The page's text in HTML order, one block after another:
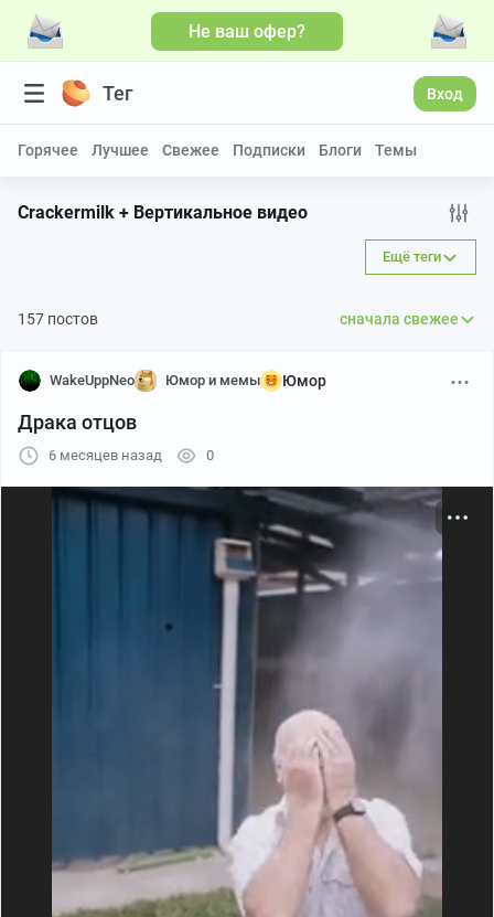
Не ваш офер?
Тег Вход
Горячее Лучшее Свежее Подписки Блоги Темы
Crackermilk + Вертикальное видео
Ещё теги
157 постов сначала свежее
WakeUppNeo Юмор и мемы Юмор
Драка отцов
6 месяцев назад 0
Больше видео